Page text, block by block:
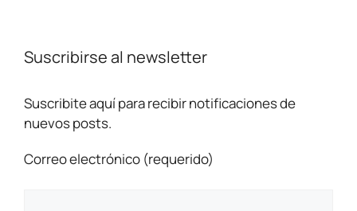
Suscribirse al newsletter
Suscribite aquí para recibir notificaciones de
nuevos posts.
Correo electrónico (requerido)